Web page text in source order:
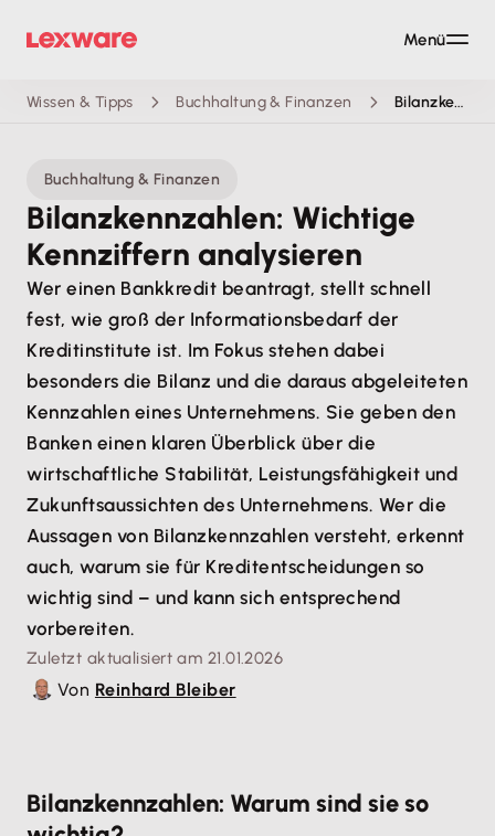
Wissen & Tipps Buchhaltung & Finanzen Bilanzkennzahlen: Was lesen Banken und Investoren daraus?
Buchhaltung & Finanzen
Bilanzkennzahlen: Wichtige
Kennziffern analysieren
Wer einen Bankkredit beantragt, stellt schnell
fest, wie groß der Informationsbedarf der
Kreditinstitute ist. Im Fokus stehen dabei
besonders die Bilanz und die daraus abgeleiteten
Kennzahlen eines Unternehmens. Sie geben den
Banken einen klaren Überblick über die
wirtschaftliche Stabilität, Leistungsfähigkeit und
Zukunftsaussichten des Unternehmens. Wer die
Aussagen von Bilanzkennzahlen versteht, erkennt
auch, warum sie für Kreditentscheidungen so
wichtig sind – und kann sich entsprechend
vorbereiten.
Zuletzt aktualisiert am 21.01.2026
Von Reinhard Bleiber
Bilanzkennzahlen: Warum sind sie so
Menü